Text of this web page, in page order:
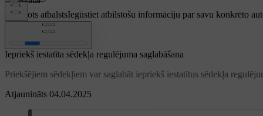
Pielāgots atbalstsIegūstiet atbilstošu informāciju par savu konkrēto
Pierakstīties
Atjaunināts 04.04.2025
Iepriekš iestatīta sēdekļa regulējuma saglabāšana
Priekšējiem sēdekļiem var saglabāt iepriekš iestatītus sēdekļa